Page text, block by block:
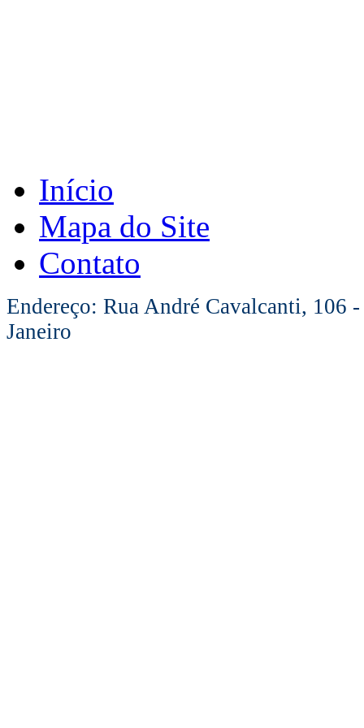
Início
Mapa do Site
Contato
Endereço: Rua André Cavalcanti, 106
Janeiro